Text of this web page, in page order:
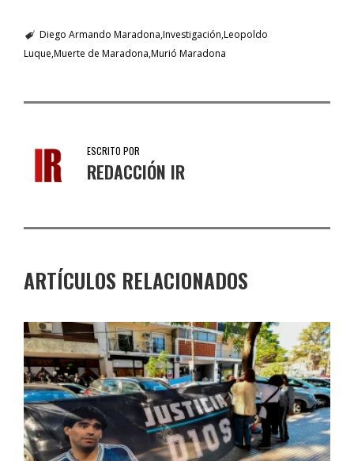
Diego Armando Maradona Investigación Leopoldo
Luque Muerte de Maradona Murió Maradona
ESCRITO POR
REDACCIÓN IR
ARTÍCULOS RELACIONADOS